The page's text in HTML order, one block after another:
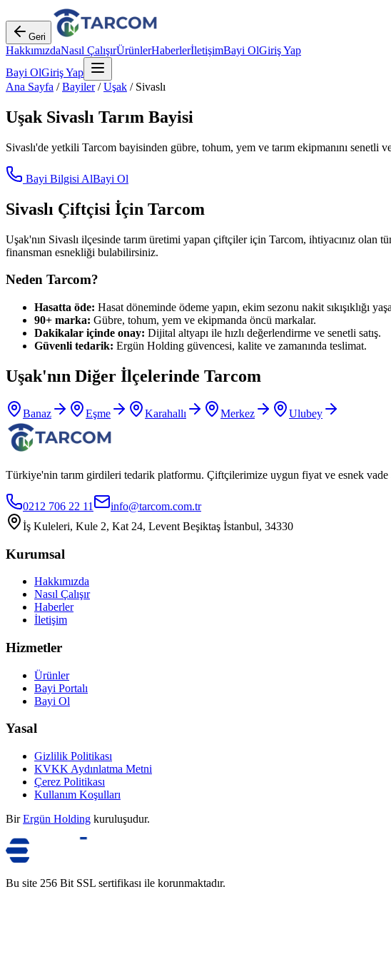
Geri
HakkımızdaNasıl ÇalışırÜrünlerHaberlerİletişimBayi OlGiriş Yap
Bayi OlGiriş Yap
Ana Sayfa /Bayiler/Uşak / Sivaslı
Uşak Sivaslı Tarım Bayisi
Sivaslı'de yetkili Tarcom bayisinden gübre, tohum, yem ve tarım ekipmanını senetli
Bayi Bilgisi AlBayi Ol
Sivaslı Çiftçisi İçin Tarcom
Uşak'nın Sivaslı ilçesinde tarım üretimi yapan çiftçiler için Tarcom, ihtiyacınız olan
finansman esnekliği bulabilirsiniz.
Neden Tarcom?
Hasatta öde: Hasat döneminde ödeme yapın, ekim sezonu nakit sıkışıklığı
90+ marka: Gübre, tohum, yem ve ekipmanda öncü markalar.
Dakikalar içinde onay: Dijital altyapı ile hızlı değerlendirme ve senetli satış.
Güvenli tedarik: Ergün Holding güvencesi, kalite ve zamanında teslimat.
Uşak'nın Diğer İlçelerinde Tarcom
Banaz Eşme Karahallı Merkez Ulubey
Türkiye'nin tarım girdileri tedarik platformu. Çiftçilerimize uygun fiyat ve esnek
0212 706 22 11
info@tarcom.com.tr
İş Kuleleri, Kule 2, Kat 24, Levent Beşiktaş İstanbul, 34330
Kurumsal
Hakkımızda
Nasıl Çalışır
Haberler
İletişim
Hizmetler
Ürünler
Bayi Portalı
Bayi Ol
Yasal
Gizlilik Politikası
KVKK Aydınlatma Metni
Çerez Politikası
Kullanım Koşulları
Bir Ergün Holding kuruluşudur.
Bu site 256 Bit SSL sertifikası ile korunmaktadır.